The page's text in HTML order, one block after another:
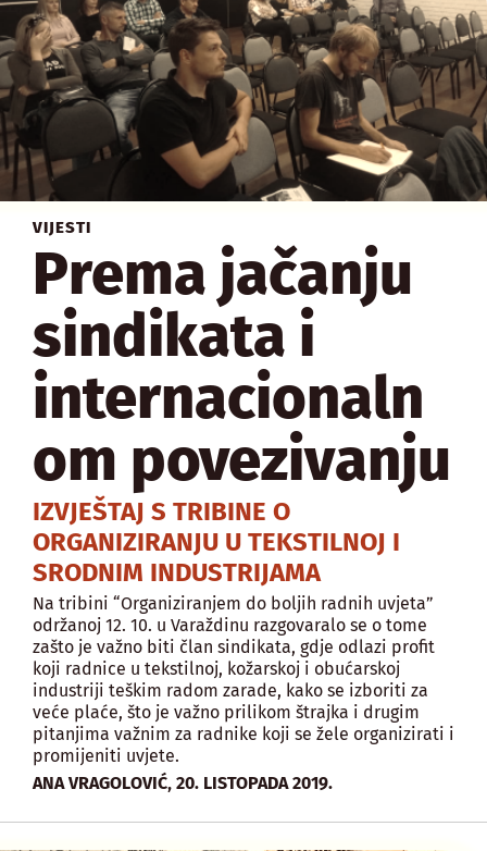
VIJESTI
Prema jačanju
sindikata i
internacionaln
om povezivanju
IZVJEŠTAJ S TRIBINE O
ORGANIZIRANJU U TEKSTILNOJ I
SRODNIM INDUSTRIJAMA
Na tribini “Organiziranjem do boljih radnih uvjeta”
održanoj 12. 10. u Varaždinu razgovaralo se o tome
zašto je važno biti član sindikata, gdje odlazi profit
koji radnice u tekstilnoj, kožarskoj i obućarskoj
industriji teškim radom zarade, kako se izboriti za
veće plaće, što je važno prilikom štrajka i drugim
pitanjima važnim za radnike koji se žele organizirati i
promijeniti uvjete.
ANA VRAGOLOVIĆ, 20. LISTOPADA 2019.